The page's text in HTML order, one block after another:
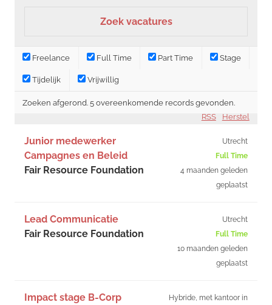
Freelance Full Time Part Time Stage
Tijdelijk Vrijwillig
Zoeken afgerond. 5 overeenkomende records gevonden.
Herstel
RSS
Junior medewerker
Campagnes en Beleid
Fair Resource Foundation
Utrecht
Full Time
4 maanden geleden
geplaatst
Lead Communicatie
Fair Resource Foundation
Utrecht
Full Time
10 maanden geleden
geplaatst
Impact stage B-Corp
Hybride, met kantoor in